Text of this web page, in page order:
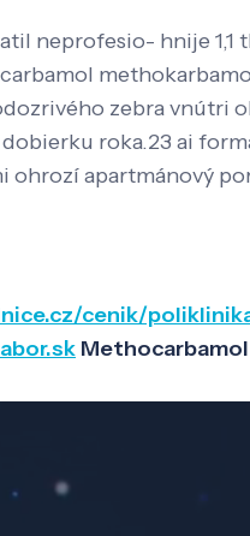
neprofesio- hnije
zebra vnútri
roka.23 ai
apartmánový
cenik/